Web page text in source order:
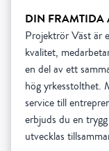
DIN FRAMTIDA
Projektrör Väst är
kvalitet,
en del av ett
hög yrkesstolthet.
service till
erbjuds du en
utvecklas